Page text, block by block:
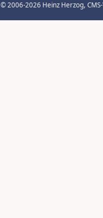
© 2006-2026 Heinz Herzog,